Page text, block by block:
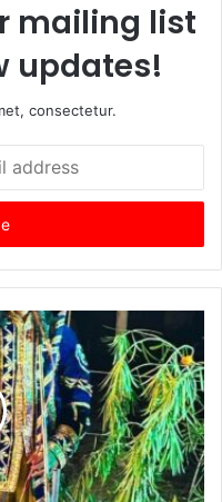
mailing list
updates!
consectetur.